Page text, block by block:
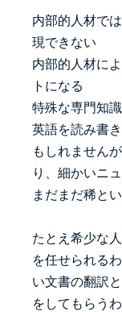
内部的人材で
現できない
内部的人材に
トになる
特殊な専門知
英語を読み書
もしれません
り、細かいニ
まだまだ稀と
たとえ希少な
を任せられる
い文書の翻訳
をしてもらう